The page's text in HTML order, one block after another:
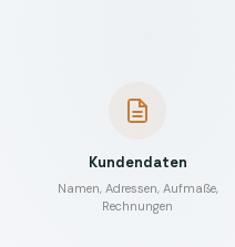
Kundendaten
Namen, Adressen, Aufmaße,
Rechnungen